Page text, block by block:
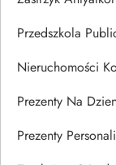
Przedszkola
Nieruchomości
Prezenty Na
Prezenty